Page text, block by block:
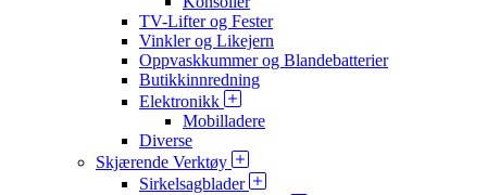
TV-Lifter og Fester
Vinkler og Likejern
Oppvaskkummer og Blandebatterier
Butikkinnredning
Elektronikk
Mobilladere
Diverse
Skjærende Verktøy
Sirkelsagblader